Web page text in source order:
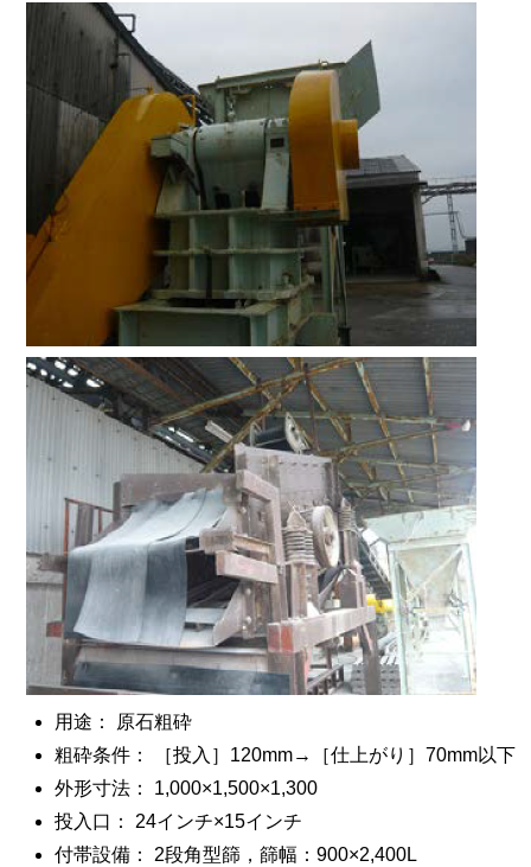
用途： 原石粗砕
粗砕条件： ［投入］120mm→［仕上がり］70mm以下
外形寸法： 1,000×1,500×1,300
投入口： 24インチ×15インチ
付帯設備： 2段角型篩，篩幅：900×2,400L